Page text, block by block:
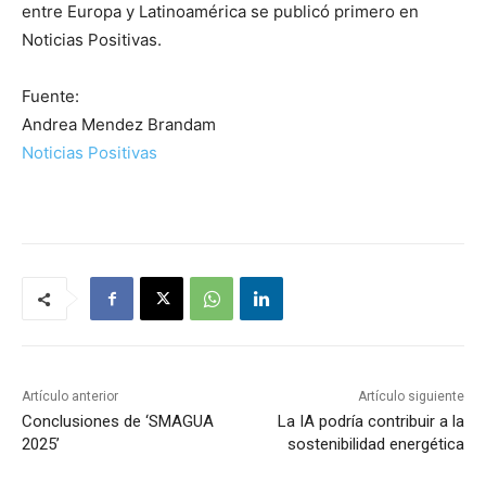
entre Europa y Latinoamérica se publicó primero en
Noticias Positivas.
Fuente:
Andrea Mendez Brandam
Noticias Positivas
Artículo anterior
Conclusiones de ‘SMAGUA
2025’
Artículo siguiente
La IA podría contribuir a la
sostenibilidad energética